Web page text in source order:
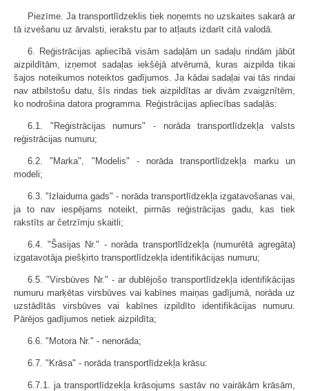
Piezīme. Ja transportlīdzeklis tiek noņemts no uzskaites sakarā ar
tā izvešanu uz ārvalsti, ierakstu par to atļauts izdarīt citā valodā.
6. Reģistrācijas apliecībā visām sadaļām un sadaļu rindām jābūt
aizpildītām, izņemot sadaļas iekšējā atvērumā, kuras aizpilda tikai
šajos noteikumos noteiktos gadījumos. Ja kādai sadaļai vai tās rindai
nav atbilstošu datu, šīs rindas tiek aizpildītas ar divām zvaigznītēm,
ko nodrošina datora programma. Reģistrācijas apliecības sadaļās:
6.1. "Reģistrācijas numurs" - norāda transportlīdzekļa valsts
reģistrācijas numuru;
6.2. "Marka", "Modelis" - norāda transportlīdzekļa marku un
modeli;
6.3. "Izlaiduma gads" - norāda transportlīdzekļa izgatavošanas vai,
ja to nav iespējams noteikt, pirmās reģistrācijas gadu, kas tiek
rakstīts ar četrzīmju skaitli;
6.4. "Šasijas Nr." - norāda transportlīdzekļa (numurētā agregāta)
izgatavotāja piešķirto transportlīdzekļa identifikācijas numuru;
6.5. "Virsbūves Nr." - ar dublējošo transportlīdzekļa identifikācijas
numuru marķētas virsbūves vai kabīnes maiņas gadījumā, norāda uz
uzstādītās virsbūves vai kabīnes izpildīto identifikācijas numuru.
Pārējos gadījumos netiek aizpildīta;
6.6. "Motora Nr." - nenorāda;
6.7. "Krāsa" - norāda transportlīdzekļa krāsu:
6.7.1. ja transportlīdzekļa krāsojums sastāv no vairākām krāsām,